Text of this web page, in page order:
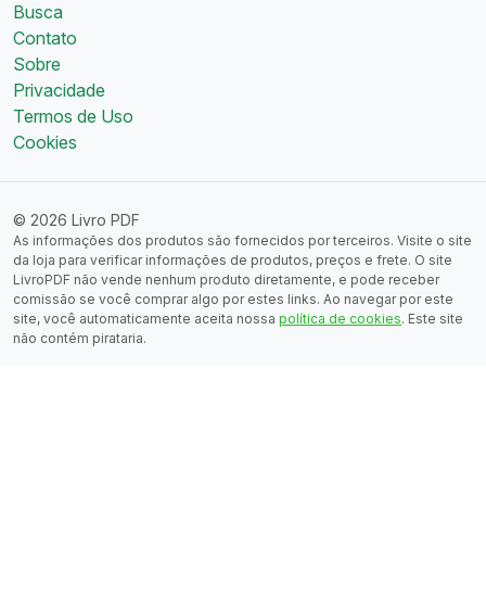
Busca
Contato
Sobre
Privacidade
Termos de Uso
Cookies
© 2026 Livro PDF
As informações dos produtos são fornecidos por terceiros. Visite o site
da loja para verificar informações de produtos, preços e frete. O site
LivroPDF não vende nenhum produto diretamente, e pode receber
comissão se você comprar algo por estes links. Ao navegar por este
site, você automaticamente aceita nossa política de cookies. Este site
não contém pirataria.